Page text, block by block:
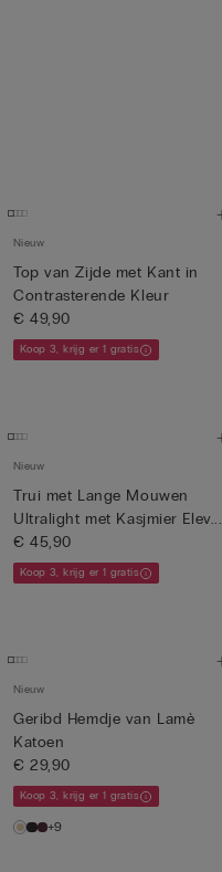
Nieuw
Top van Zijde met Kant in
Contrasterende Kleur
€ 49,90
Koop 3, krijg er 1 gratis
Nieuw
Trui met Lange Mouwen
Ultralight met Kasjmier Elev...
€ 45,90
Koop 3, krijg er 1 gratis
Nieuw
Geribd Hemdje van Lamè
Katoen
€ 29,90
Koop 3, krijg er 1 gratis
+9